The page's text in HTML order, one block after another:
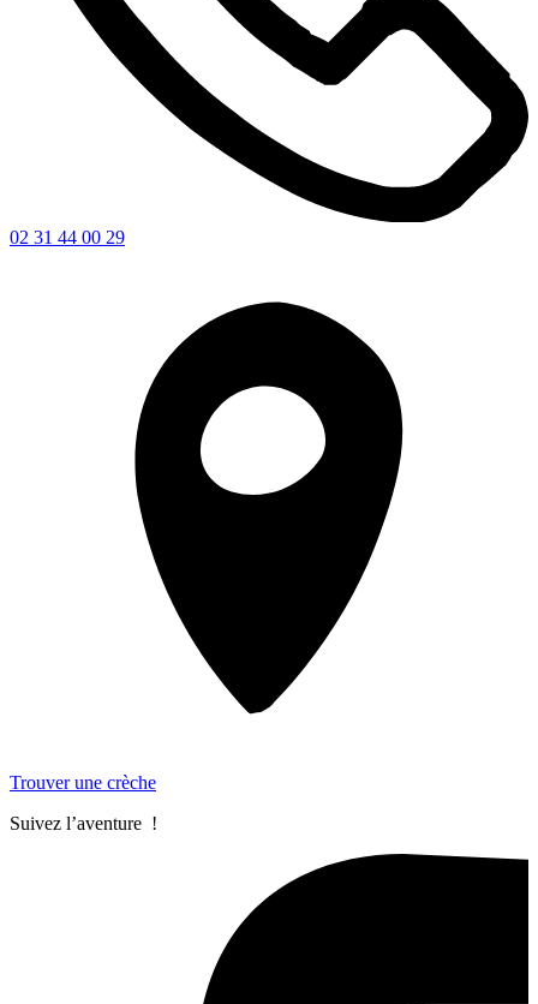
02 31 44 00 29
Trouver une crèche
Suivez l’aventure !